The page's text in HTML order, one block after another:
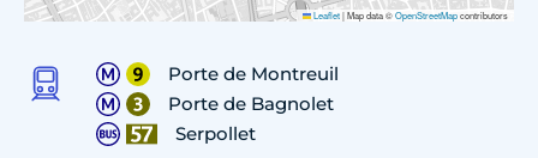
Leaflet|Map data ©OpenStreetMapcontributors
Porte de Montreuil
Porte de Bagnolet
Serpollet